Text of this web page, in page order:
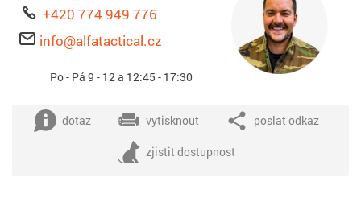
+420 774 949 776
info@alfatactical.cz
Po - Pá 9 - 12 a 12:45 - 17:30
dotaz vytisknout poslat odkaz
zjistit dostupnost